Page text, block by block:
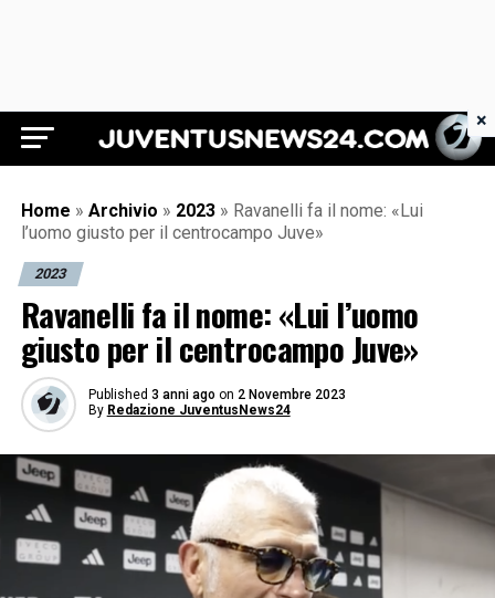
Juventus News 24
Home » Archivio » 2023 » Ravanelli fa il nome: «Lui
l’uomo giusto per il centrocampo Juve»
2023
Ravanelli fa il nome: «Lui l’uomo
giusto per il centrocampo Juve»
Published 3 anni ago on 2 Novembre 2023
By Redazione JuventusNews24
×